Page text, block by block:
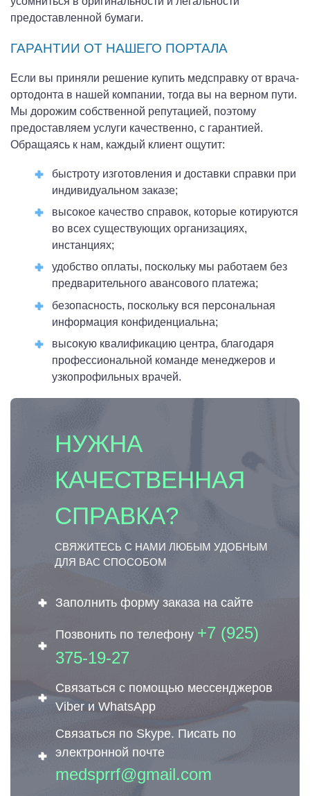
предоставленной бумаги.
ГАРАНТИИ ОТ НАШЕГО ПОРТАЛА
Если вы приняли решение купить медсправку от врача-
ортодонта в нашей компании, тогда вы на верном пути.
Мы дорожим собственной репутацией, поэтому
предоставляем услуги качественно, с гарантией.
Обращаясь к нам, каждый клиент ощутит:
быстроту изготовления и доставки справки при
индивидуальном заказе;
высокое качество справок, которые котируются
во всех существующих организациях,
инстанциях;
удобство оплаты, поскольку мы работаем без
предварительного авансового платежа;
безопасность, поскольку вся персональная
информация конфиденциальна;
высокую квалификацию центра, благодаря
профессиональной команде менеджеров и
узкопрофильных врачей.
НУЖНА
КАЧЕСТВЕННАЯ
СПРАВКА?
СВЯЖИТЕСЬ С НАМИ ЛЮБЫМ УДОБНЫМ
ДЛЯ ВАС СПОСОБОМ
Заполнить форму заказа на сайте
Позвонить по телефону +7 (925)
375-19-27
Связаться с помощью мессенджеров
Viber и WhatsApp
Связаться по Skype. Писать по
электронной почте
medsprrf@gmail.com